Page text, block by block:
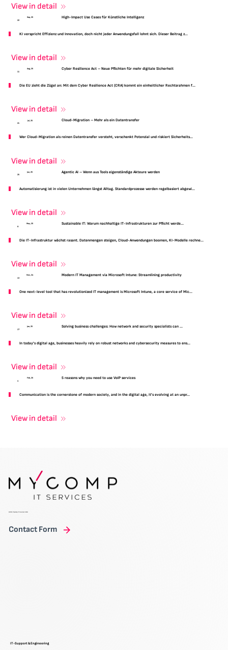
View in detail
Sep, 25
22
High-Impact Use Cases für Künstliche Intelligenz
KI verspricht Effizienz und Innovation, doch nicht jeder Anwendungsfall lohnt sich. Dieser Beitrag z...
View in detail
Aug, 25
11
Cyber Resilience Act – Neue Pflichten für mehr digitale Sicherheit
Die EU zieht die Zügel an: Mit dem Cyber Resilience Act (CRA) kommt ein einheitlicher Rechtsrahmen f...
View in detail
Jul, 25
21
Cloud-Migration – Mehr als ein Datentransfer
Wer Cloud-Migration als reinen Datentransfer versteht, verschenkt Potenzial und riskiert Sicherheits...
View in detail
Jun, 25
25
Agentic AI – Wenn aus Tools eigenständige Akteure werden
Automatisierung ist in vielen Unternehmen längst Alltag. Standardprozesse werden regelbasiert abgewi...
View in detail
May, 25
8
Sustainable IT: Warum nachhaltige IT-Infrastrukturen zur Pflicht werde...
Die IT-Infrastruktur wächst rasant. Datenmengen steigen, Cloud-Anwendungen boomen, KI-Modelle rechne...
View in detail
Nov, 24
13
Modern IT Management via Microsoft Intune: Streamlining productivity
One next-level tool that has revolutionized IT management is Microsoft Intune, a core service of Mic...
View in detail
Jan, 25
17
Solving business challenges: How network and security specialists can ...
In today's digital age, businesses heavily rely on robust networks and cybersecurity measures to ens...
View in detail
Feb, 25
4
5 reasons why you need to use VoIP services
Communication is the cornerstone of modern society, and in the digital age, it's evolving at an unpr...
View in detail
©2026 Mycomp IT-Services GmbH
Contact Form
IT-Support & Engineering